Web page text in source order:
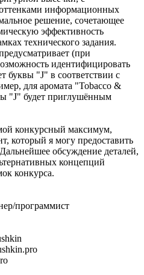
информационных
решение, сочетающее
эффективность
технического задания.
(при
идентифицировать
буквы "J" в соответствии с
для аромата "Tobacco &
"J" будет приглушённым
конкурсный максимум,
который я могу предоставить
обсуждение деталей,
концепций
конкурса.
программист